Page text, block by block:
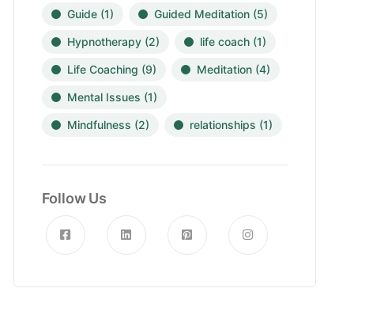
Guide(1) Guided Meditation(5)
Hypnotherapy(2) life coach(1)
Life Coaching (9) Meditation(4)
Mental Issues (1)
Mindfulness (2) relationships (1)
Follow Us